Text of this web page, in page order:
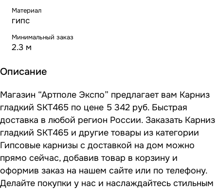
Материал
гипс
Минимальный заказ
2.3 м
Описание
Магазин “Артполе Экспо” предлагает вам Карниз
гладкий SKT465 по цене 5 342 руб. Быстрая
доставка в любой регион России. Заказать Карниз
гладкий SKT465 и другие товары из категории
Гипсовые карнизы с доставкой на дом можно
прямо сейчас, добавив товар в корзину и
оформив заказ на нашем сайте или по телефону.
Делайте покупки у нас и наслаждайтесь стильным